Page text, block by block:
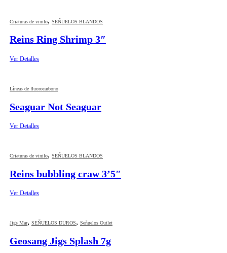
Criaturas de vinilo, SEÑUELOS BLANDOS
Reins Ring Shrimp 3″
Ver Detalles
Líneas de fluorocarbono
Seaguar Not Seaguar
Ver Detalles
Criaturas de vinilo, SEÑUELOS BLANDOS
Reins bubbling craw 3’5″
Ver Detalles
Jigs Mar, SEÑUELOS DUROS, Señuelos Outlet
Geosang Jigs Splash 7g